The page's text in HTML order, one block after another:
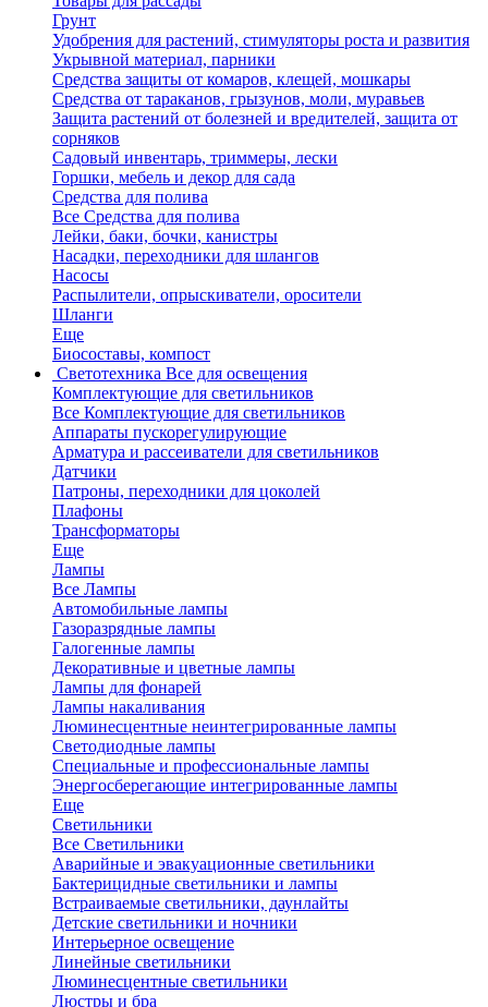
Грунт
Удобрения для растений, стимуляторы роста и развития
Укрывной материал, парники
Средства защиты от комаров, клещей, мошкары
Средства от тараканов, грызунов, моли, муравьев
Защита растений от болезней и вредителей, защита от
сорняков
Садовый инвентарь, триммеры, лески
Горшки, мебель и декор для сада
Средства для полива
Все Средства для полива
Лейки, баки, бочки, канистры
Насадки, переходники для шлангов
Насосы
Распылители, опрыскиватели, оросители
Шланги
Еще
Биосоставы, компост
Светотехника Все для освещения
Комплектующие для светильников
Все Комплектующие для светильников
Аппараты пускорегулирующие
Арматура и рассеиватели для светильников
Датчики
Патроны, переходники для цоколей
Плафоны
Трансформаторы
Еще
Лампы
Все Лампы
Автомобильные лампы
Газоразрядные лампы
Галогенные лампы
Декоративные и цветные лампы
Лампы для фонарей
Лампы накаливания
Люминесцентные неинтегрированные лампы
Светодиодные лампы
Специальные и профессиональные лампы
Энергосберегающие интегрированные лампы
Еще
Светильники
Все Светильники
Аварийные и эвакуационные светильники
Бактерицидные светильники и лампы
Встраиваемые светильники, даунлайты
Детские светильники и ночники
Интерьерное освещение
Линейные светильники
Люминесцентные светильники
Люстры и бра